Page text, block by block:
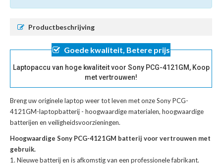
Productbeschrijving
Goede kwaliteit, Betere prijs
Laptopaccu van hoge kwaliteit voor Sony PCG-4121GM, Koop
met vertrouwen!
Breng uw originele laptop weer tot leven met onzeSony PCG-
4121GM-laptopbatterij - hoogwaardige materialen, hoogwaardige
batterijen en veiligheidsvoorzieningen.
Hoogwaardige Sony PCG-4121GM batterij voor vertrouwen met
gebruik.
Nieuwe batterij en is afkomstig van een professionele fabrikant.